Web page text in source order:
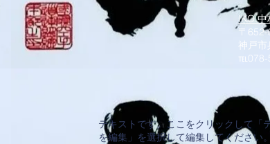
IKO.中
〒
神戸
​℡078-
テキストです。ここをクリックして「
を編集」を選択して編集してください。